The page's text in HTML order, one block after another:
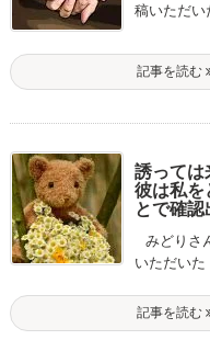
稿いただい
記事を読む
誘っては
彼は私を
とで確認
みどりさ
いただいた
記事を読む